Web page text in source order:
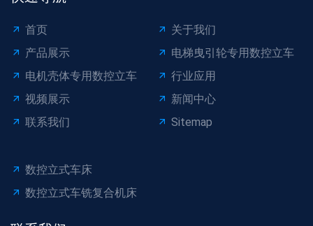
首页
关于我们
产品展示
电梯曳引轮专用数控立车
电机壳体专用数控立车
行业应用
视频展示
新闻中心
联系我们
Sitemap
数控立式车床
数控立式车铣复合机床